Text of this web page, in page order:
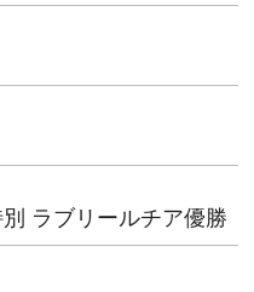
ラブリールチア優勝